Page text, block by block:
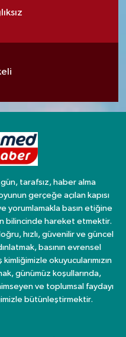
tarafsız, haber alma
gerçeğe açılan kapısı
yorumlamakla basın etiğine
bilincinde hareket etmektir.
hızlı, güvenilir ve güncel
basının evrensel
okuyucularımızın
günümüz koşullarında,
ve toplumsal faydayı
bütünleştirmektir.